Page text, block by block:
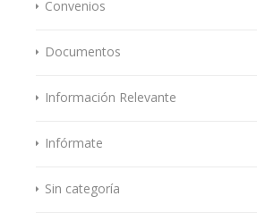
Convenios
Documentos
Información Relevante
Infórmate
Sin categoría